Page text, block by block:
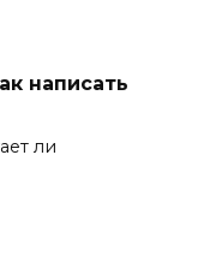
написать
ли